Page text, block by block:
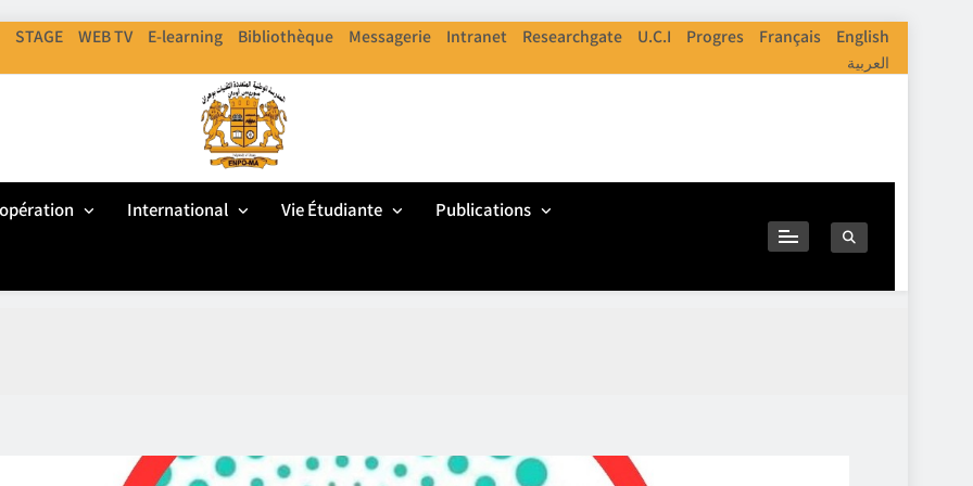
STAGE WEB TV E-learning Bibliothèque Messagerie Intranet Researchgate U.C.I Progres Français
English
العربية
Nationale Polythechnique D'Oran
International Vie Étudiante Publications